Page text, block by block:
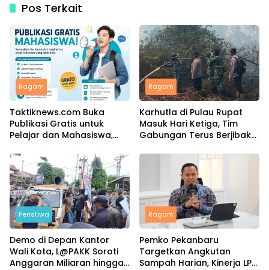
Pos Terkait
Ragam
Taktiknews.com Buka
Publikasi Gratis untuk
Pelajar dan Mahasiswa,
Ragam
Karhutla di Pulau Rupat
Masuk Hari Ketiga, Tim
Gabungan Terus Berjibaku
Peristiwa
Demo di Depan Kantor
Wali Kota, L@PAKK Soroti
Anggaran Miliaran hingga
Ragam
Pemko Pekanbaru
Targetkan Angkutan
Sampah Harian, Kinerja LPS